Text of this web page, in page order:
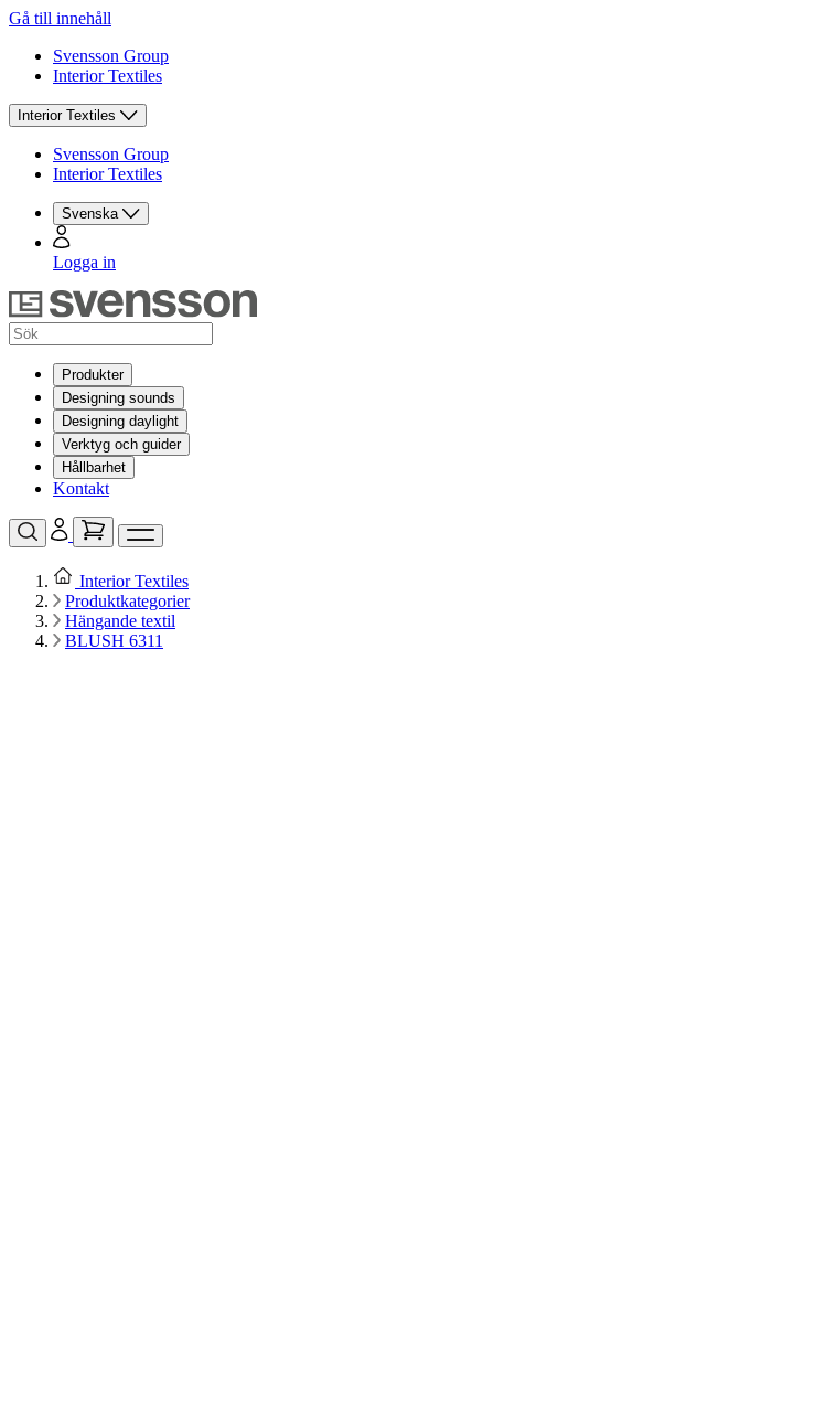
Gå till innehåll
Svensson Group
Interior Textiles
Interior Textiles
Svensson Group
Interior Textiles
Svenska
Logga in
Produkter
Designing sounds
Designing daylight
Verktyg och guider
Hållbarhet
Kontakt
Interior Textiles
Produktkategorier
Hängande textil
BLUSH 6311